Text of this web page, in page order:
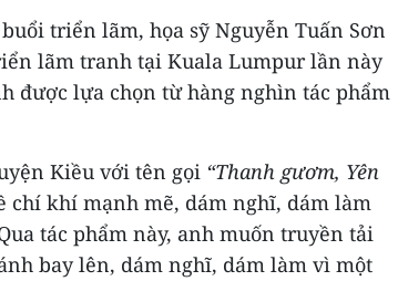
triển lãm, họa sỹ Nguyễn Tuấn Sơn
lãm tranh tại Kuala Lumpur lần này
được lựa chọn từ hàng nghìn tác phẩm
Kiều với tên gọi “Thanh gươm, Yên
chí khí mạnh mẽ, dám nghĩ, dám làm
tác phẩm này, anh muốn truyền tải
bay lên, dám nghĩ, dám làm vì một